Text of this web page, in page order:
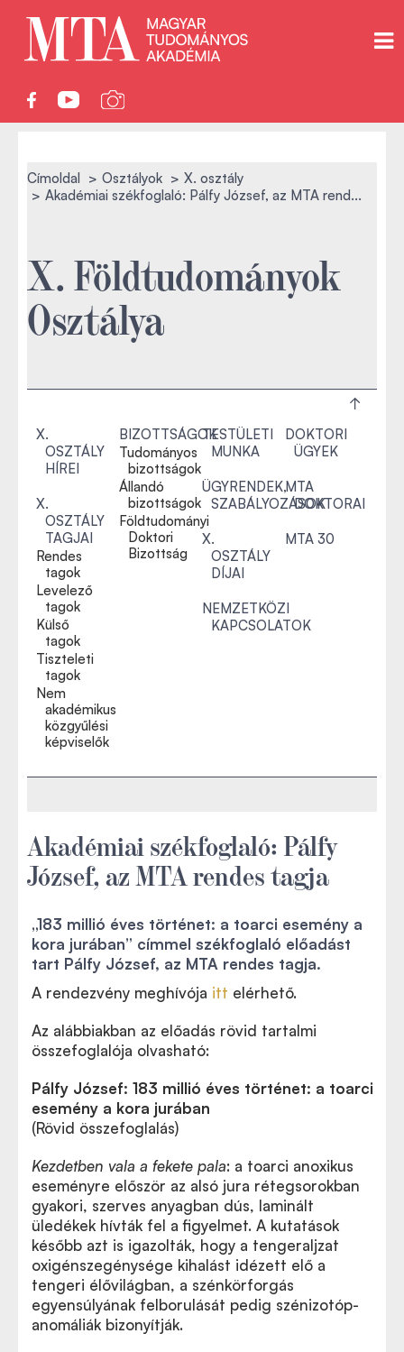
Címoldal Osztályok
X. osztály
Akadémiai székfoglaló: Pálfy József, az MTA rend...
X. Földtudományok
Osztálya
X.
OSZTÁLY
HÍREI
X.
OSZTÁLY
TAGJAI
Rendes
tagok
Levelező
tagok
Külső
tagok
Tiszteleti
tagok
Nem
akadémikus
közgyűlési
képviselők
BIZOTTSÁGOK
Tudományos
bizottságok
Állandó
bizottságok
Földtudományi
Doktori
Bizottság
TESTÜLETI
MUNKA
ÜGYRENDEK,
SZABÁLYOZÁSOK
X.
OSZTÁLY
DÍJAI
NEMZETKÖZI
KAPCSOLATOK
DOKTORI
ÜGYEK
MTA
DOKTORAI
MTA 30
Akadémiai székfoglaló: Pálfy
József, az MTA rendes tagja
„183 millió éves történet: a toarci esemény a
kora jurában” címmel székfoglaló előadást
tart Pálfy József, az MTA rendes tagja.
A rendezvény meghívója itt elérhető.
Az alábbiakban az előadás rövid tartalmi
összefoglalója olvasható:
Pálfy József: 183 millió éves történet: a toarci
esemény a kora jurában
(Rövid összefoglalás)
Kezdetben vala a fekete pala: a toarci anoxikus
eseményre először az alsó jura rétegsorokban
gyakori, szerves anyagban dús, laminált
üledékek hívták fel a figyelmet. A kutatások
később azt is igazolták, hogy a tengeraljzat
oxigénszegénysége kihalást idézett elő a
tengeri élővilágban, a szénkörforgás
egyensúlyának felborulását pedig szénizotóp-
anomáliák bizonyítják.